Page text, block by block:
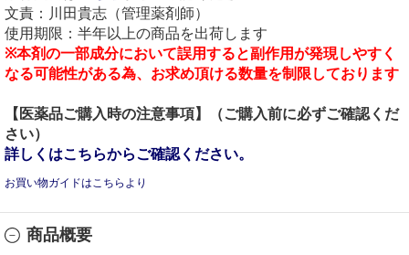
文責：川田貴志（管理薬剤師）
使用期限：半年以上の商品を出荷します
※本剤の一部成分において誤用すると副作用が発現しやすく
なる可能性がある為、お求め頂ける数量を制限しております
【医薬品ご購入時の注意事項】（ご購入前に必ずご確認くだ
さい）
詳しくはこちらからご確認ください。
お買い物ガイドはこちらより
商品概要